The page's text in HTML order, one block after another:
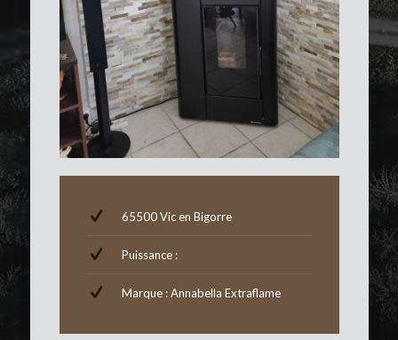
65500 Vic en Bigorre
Puissance :
Marque : Annabella Extraflame